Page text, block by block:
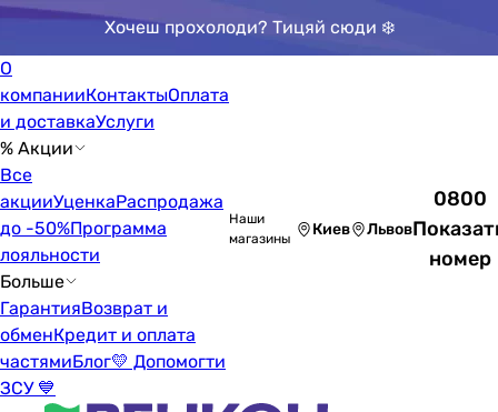
Хочеш прохолоди? Тицяй сюди ❄️
О
компанииКонтактыОплата
и доставкаУслуги
% Акции
Все
акцииУценкаРаспродажа
до -50%Программа
лояльности
Больше
ГарантияВозврат и
обменКредит и оплата
частямиБлог💛 Допомогти
ЗСУ 💙
Наши
магазины
Киев Львов
0800
номер